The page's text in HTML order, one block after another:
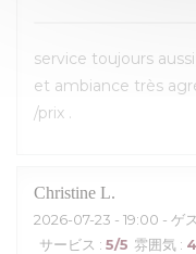
service toujours
et ambiance très
/prix .
Christine L
2026-07-23 - 19:00 - ゲ
サービス : 5/5 雰囲気 : 4